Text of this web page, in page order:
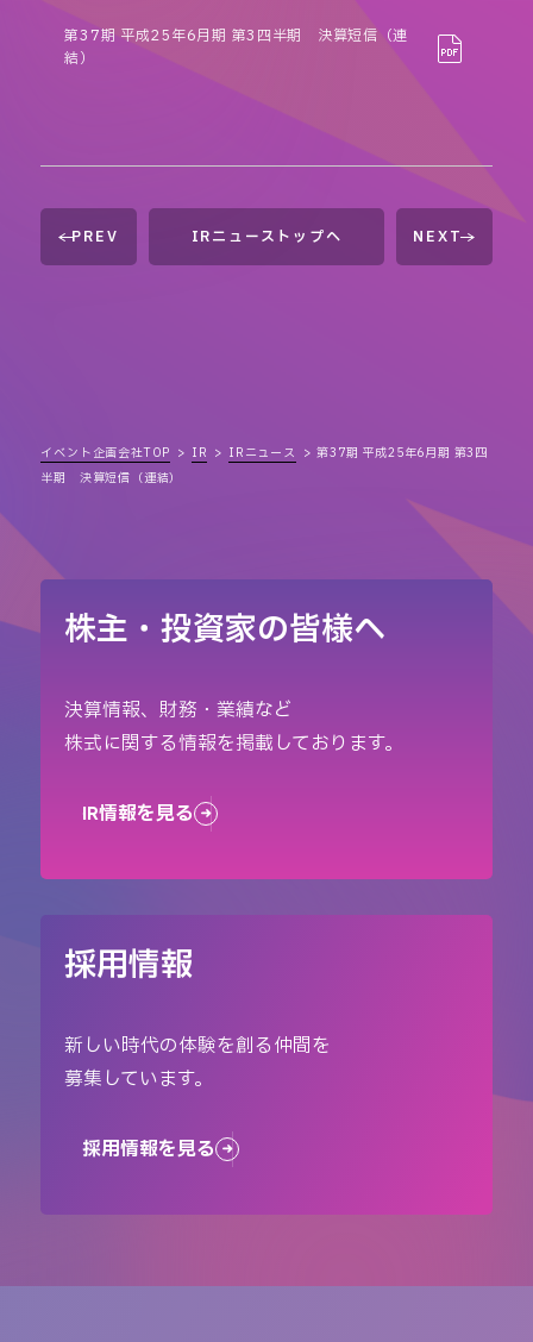
第37期 平成25年6月期 第3四半期 決算短信（連
結）
PREV IRニューストップへ NEXT
イベント企画会社TOP IR IRニュース
第37期 平成25年6月期 第3四
半期 決算短信（連結）
株主・投資家の皆様へ
決算情報、財務・業績など
株式に関する情報を掲載しております。
IR情報を見る
採用情報
新しい時代の体験を創る仲間を
募集しています。
採用情報を見る